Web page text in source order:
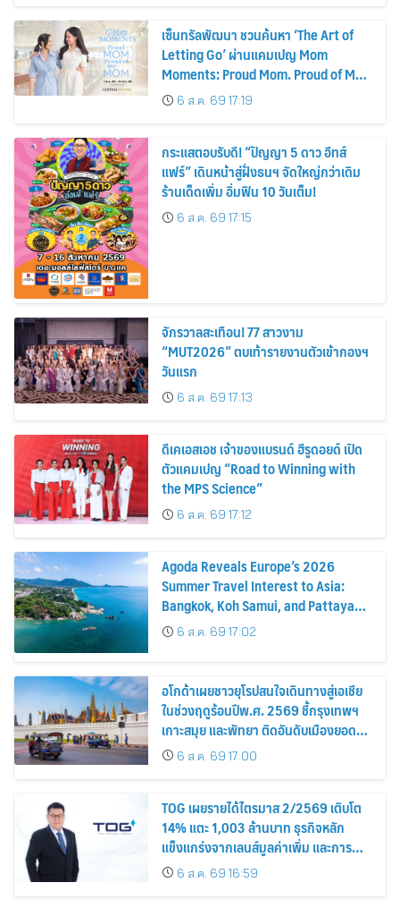
เซ็นทรัลพัฒนา ชวนค้นหา ‘The Art of
Letting Go’ ผ่านแคมเปญ Mom
Moments: Proud Mom. Proud of My
Mom.6 ส.ค. 69 17:19
กระแสตอบรับดี! “ปัญญา 5 ดาว อีทส์
แฟร์” เดินหน้าสู่ฝั่งธนฯ จัดใหญ่กว่าเดิม
ร้านเด็ดเพิ่ม อิ่มฟิน 10 วันเต็ม!
6 ส.ค. 69 17:15
จักรวาลสะเทือน! 77 สาวงาม
“MUT2026” ตบเท้ารายงานตัวเข้ากองฯ
วันแรก
6 ส.ค. 69 17:13
ดีเคเอสเอช เจ้าของแบรนด์ ฮีรูดอยด์ เปิด
ตัวแคมเปญ “Road to Winning with
the MPS Science”
6 ส.ค. 69 17:12
Agoda Reveals Europe’s 2026
Summer Travel Interest to Asia:
Bangkok, Koh Samui, and Pattaya
Among the Top Cities
6 ส.ค. 69 17:02
อโกด้าเผยชาวยุโรปสนใจเดินทางสู่เอเชีย
ในช่วงฤดูร้อนปีพ.ศ. 2569 ชี้กรุงเทพฯ
เกาะสมุย และพัทยา ติดอันดับเมืองยอด
นิยม6 ส.ค. 69 17:00
TOG เผยรายได้ไตรมาส 2/2569 เติบโต
14% แตะ 1,003 ล้านบาท ธุรกิจหลัก
แข็งแกร่งจากเลนส์มูลค่าเพิ่ม และการ
ขยายตลาดต่างประเทศ พร้อมเดินหน้า
ลงทุนเพื่อการเติบโตระยะยาว
6 ส.ค. 69 16:59